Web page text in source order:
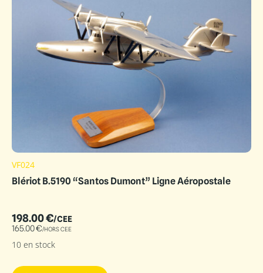
VF024
Blériot B.5190 “Santos Dumont” Ligne Aéropostale
198.00€/CEE
165.00€/HORS CEE
10 en stock